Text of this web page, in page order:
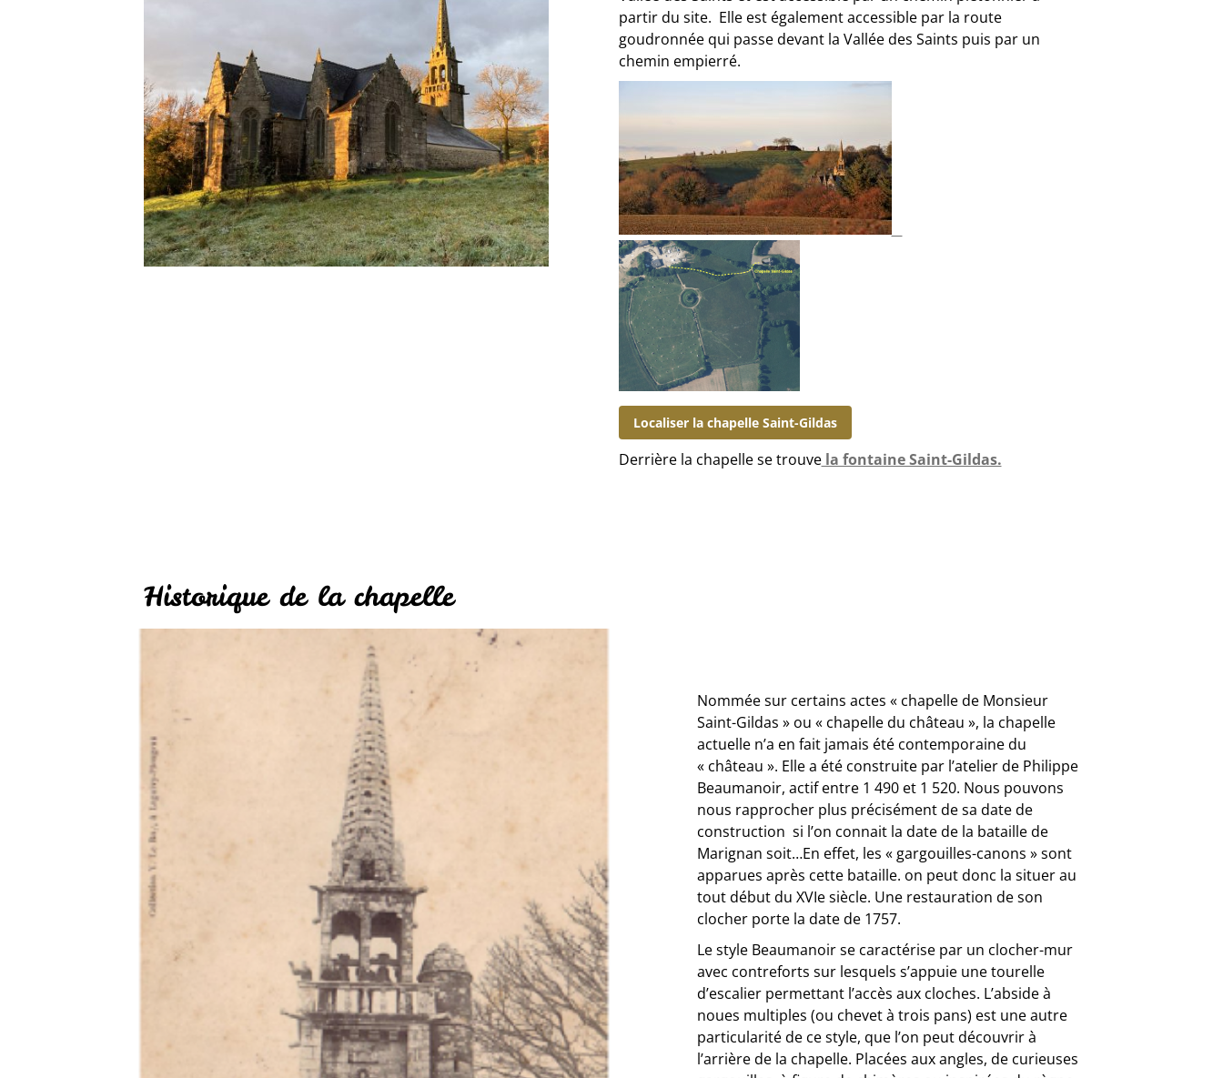
partir du site. Elle est également accessible par la route
goudronnée qui passe devant la Vallée des Saints puis par un
chemin empierré.
Localiser la chapelle Saint-Gildas
Derrière la chapelle se trouvela fontaine Saint-Gildas.
Historique de la chapelle
Nommée sur certains actes « chapelle de Monsieur
Saint-Gildas » ou « chapelle du château », la chapelle
actuelle n’a en fait jamais été contemporaine du
« château ». Elle a été construite par l’atelier de Philippe
Beaumanoir, actif entre 1 490 et 1 520. Nous pouvons
nous rapprocher plus précisément de sa date de
construction si l’on connait la date de la bataille de
Marignan soit…En effet, les « gargouilles-canons » sont
apparues après cette bataille. on peut donc la situer au
tout début du XVIe siècle. Une restauration de son
clocher porte la date de 1757.
Le style Beaumanoir se caractérise par un clocher-mur
avec contreforts sur lesquels s’appuie une tourelle
d’escalier permettant l’accès aux cloches. L’abside à
noues multiples (ou chevet à trois pans) est une autre
particularité de ce style, que l’on peut découvrir à
l’arrière de la chapelle. Placées aux angles, de curieuses